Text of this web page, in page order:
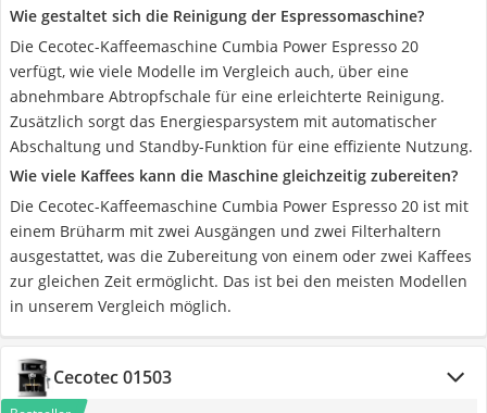
Wie gestaltet sich die Reinigung der Espressomaschine?
Die Cecotec-Kaffeemaschine Cumbia Power Espresso 20
verfügt, wie viele Modelle im Vergleich auch, über eine
abnehmbare Abtropfschale für eine erleichterte Reinigung.
Zusätzlich sorgt das Energiesparsystem mit automatischer
Abschaltung und Standby-Funktion für eine effiziente Nutzung.
Wie viele Kaffees kann die Maschine gleichzeitig zubereiten?
Die Cecotec-Kaffeemaschine Cumbia Power Espresso 20 ist mit
einem Brüharm mit zwei Ausgängen und zwei Filterhaltern
ausgestattet, was die Zubereitung von einem oder zwei Kaffees
zur gleichen Zeit ermöglicht. Das ist bei den meisten Modellen
in unserem Vergleich möglich.
Cecotec 01503